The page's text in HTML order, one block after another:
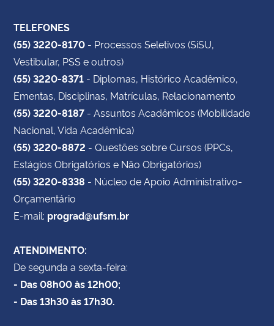
TELEFONES
(55) 3220-8170 - Processos Seletivos (SiSU,
Vestibular, PSS e outros)
(55) 3220-8371 - Diplomas, Histórico Acadêmico,
Ementas, Disciplinas, Matrículas, Relacionamento
(55) 3220-8187 - Assuntos Acadêmicos (Mobilidade
Nacional, Vida Acadêmica)
(55) 3220-8872 - Questões sobre Cursos (PPCs,
Estágios Obrigatórios e Não Obrigatórios)
(55) 3220-8338 - Núcleo de Apoio Administrativo-
Orçamentário
E-mail: prograd@ufsm.br
ATENDIMENTO:
De segunda a sexta-feira:
- Das 08h00 às 12h00;
- Das 13h30 às 17h30.